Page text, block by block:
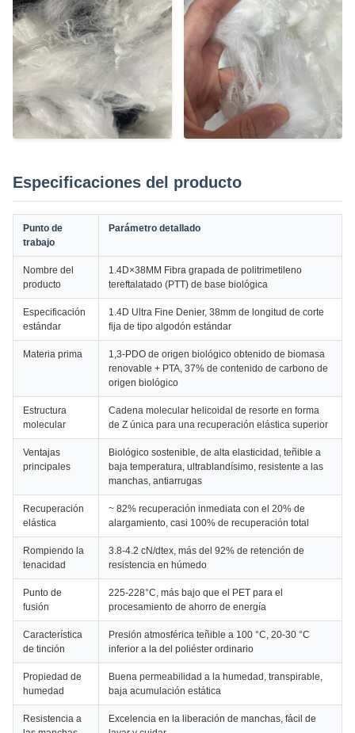
Especificaciones del producto
Punto de
trabajo
Parámetro detallado
Nombre del
producto
1.4D×38MM Fibra grapada de politrimetileno
tereftalatado (PTT) de base biológica
Especificación
estándar
1.4D Ultra Fine Denier, 38mm de longitud de corte
fija de tipo algodón estándar
Materia prima
1,3-PDO de origen biológico obtenido de biomasa
renovable + PTA, 37% de contenido de carbono de
origen biológico
Estructura
molecular
Cadena molecular helicoidal de resorte en forma
de Z única para una recuperación elástica superior
Ventajas
principales
Biológico sostenible, de alta elasticidad, teñible a
baja temperatura, ultrablandísimo, resistente a las
manchas, antiarrugas
Recuperación
elástica
~ 82% recuperación inmediata con el 20% de
alargamiento, casi 100% de recuperación total
Rompiendo la
tenacidad
3.8-4.2 cN/dtex, más del 92% de retención de
resistencia en húmedo
Punto de
fusión
225-228°C, más bajo que el PET para el
procesamiento de ahorro de energía
Característica
de tinción
Presión atmosférica teñible a 100 °C, 20-30 °C
inferior a la del poliéster ordinario
Propiedad de
humedad
Buena permeabilidad a la humedad, transpirable,
baja acumulación estática
Resistencia a
Excelencia en la liberación de manchas, fácil de